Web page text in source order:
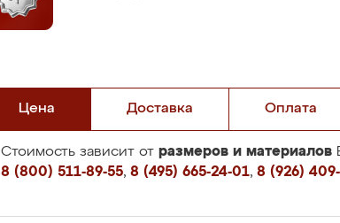
Цена Доставка Оплата
Стоимость зависит от размеров и материалов
8 (800) 511-89-55, 8 (495) 665-24-01, 8 (926)